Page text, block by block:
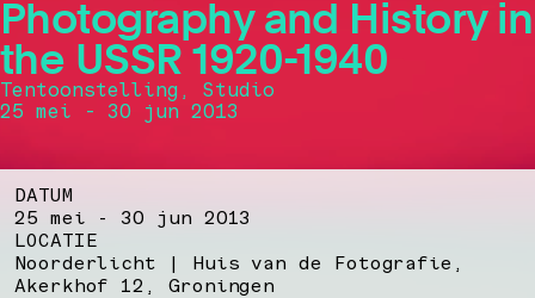
Photography and History in
the USSR 1920-1940
Tentoonstelling, Studio
25 mei - 30 jun 2013
DATUM
25 mei - 30 jun 2013
LOCATIE
Noorderlicht | Huis van de Fotografie,
Akerkhof 12, Groningen